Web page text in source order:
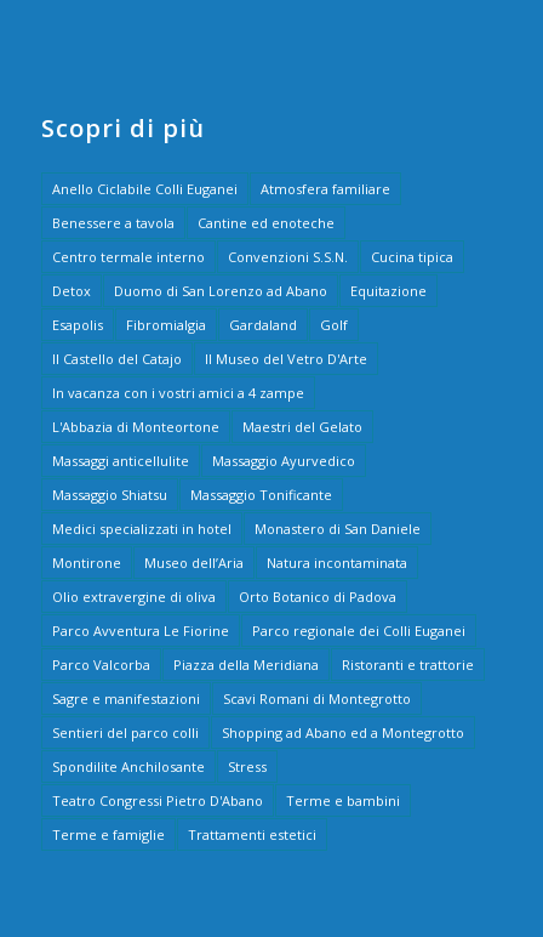
Scopri di più
Anello Ciclabile Colli Euganei
Atmosfera familiare
Benessere a tavola
Cantine ed enoteche
Centro termale interno
Convenzioni S.S.N.
Cucina tipica
Detox
Duomo di San Lorenzo ad Abano
Equitazione
Esapolis
Fibromialgia Gardaland
Golf
Il Castello del Catajo
Il Museo del Vetro D'Arte
In vacanza con i vostri amici a 4 zampe
L'Abbazia di Monteortone
Maestri del Gelato
Massaggi anticellulite
Massaggio Ayurvedico
Massaggio Shiatsu
Massaggio Tonificante
Medici specializzati in hotel
Monastero di San Daniele
Montirone
Museo dell’Aria
Natura incontaminata
Olio extravergine di oliva
Orto Botanico di Padova
Parco Avventura Le Fiorine
Parco regionale dei Colli Euganei
Parco Valcorba
Piazza della Meridiana
Ristoranti e trattorie
Sagre e manifestazioni
Scavi Romani di Montegrotto
Sentieri del parco colli
Shopping ad Abano ed a Montegrotto
Spondilite Anchilosante
Stress
Teatro Congressi Pietro D'Abano
Terme e bambini
Terme e famiglie
Trattamenti estetici